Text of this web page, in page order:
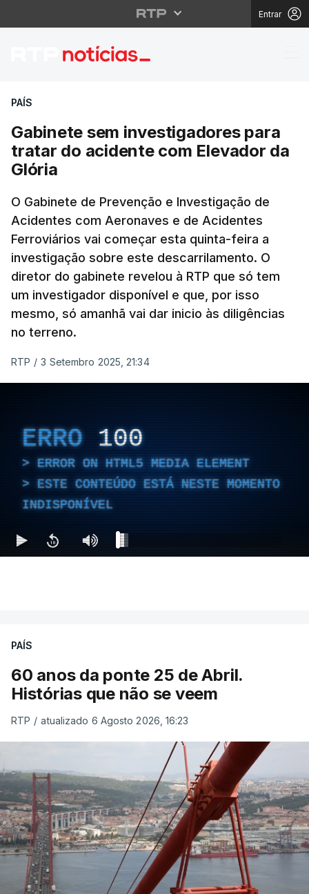
Entrar
Gabinete sem
PAÍS
Gabinete sem investigadores para
tratar do acidente com Elevador da
Glória
O Gabinete de Prevenção e Investigação de
Acidentes com Aeronaves e de Acidentes
Ferroviários vai começar esta quinta-feira a
investigação sobre este descarrilamento. O
diretor do gabinete revelou à RTP que só tem
um investigador disponível e que, por isso
mesmo, só amanhã vai dar inicio às diligências
no terreno.
RTP / 3 Setembro 2025, 21:34
ERRO 100
ERROR ON HTML5 MEDIA ELEMENT
ESTE CONTEÚDO ESTÁ NESTE MOMENTO
INDISPONÍVEL
PAÍS
60 anos da ponte 25 de Abril.
Histórias que não se veem
RTP / atualizado 6 Agosto 2026, 16:23